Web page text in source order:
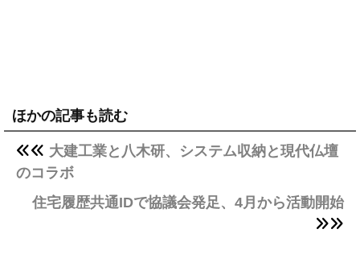
ほかの記事も読む
大建工業と八木研、システム収納と現代仏壇
のコラボ
住宅履歴共通IDで協議会発足、4月から活動開始